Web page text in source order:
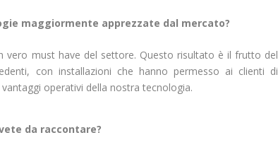
maggiormente apprezzate dal mercato?
vero must have del settore. Questo risultato è il frutto del
con installazioni che hanno permesso ai clienti di
operativi della nostra tecnologia.
da raccontare?